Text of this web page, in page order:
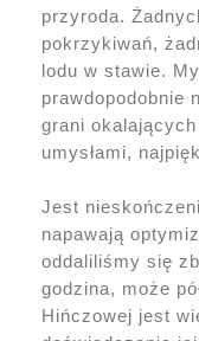
przyroda.
pokrzykiwań,
lodu w stawie.
prawdopodobnie
grani
umysłami,
Jest
napawają
oddaliliśmy się
godzina, może
Hińczowej jest